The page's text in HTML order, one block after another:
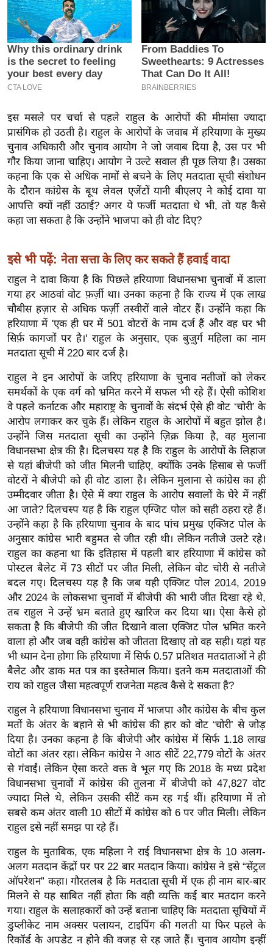
इ
म
ई
-
पे
र
मि
सा
ल
बे
मि
सा
श
ख्सि
य
त
यं
ग
डि
या
सा
हि
त्य
ज
ग
त
ऑ
टो
व
र्ल्ड
न्यू
ज
ब्री
फ
म
नो
रं
ज
न
ज
ग
त
बॉ
ली
वु
ड
ली
वु
ड
फि
ल्म
स
इस मसले पर चर्चा से पहले राहुल के आरोपों की मीमांसा ज्यादा
प्रासंगिक हो उठती है। राहुल के आरोपों के जवाब में हरियाणा के मुख्य
चुनाव अधिकारी और चुनाव आयोग ने जो जवाब दिया है, उस पर भी
गौर किया जाना चाहिए। आयोग ने उल्टे सवाल ही पूछ लिया है। उसका
कहना कि एक से अधिक नामों से बचने के लिए मतदाता सूची संशोधन
के दौरान कांग्रेस के बूथ लेवल एजेंटों यानी बीएलए ने कोई दावा या
आपत्ति क्यों नहीं उठाई? अगर ये फर्जी मतदाता थे भी, तो यह कैसे
कहा जा सकता है कि उन्होंने भाजपा को ही वोट दिए?
इसे भी पढ़ें: नेता सत्ता के लिए कर सकते हैं हवाई वादा
राहुल ने दावा किया है कि पिछले हरियाणा विधानसभा चुनावों में डाला
गया हर आठवां वोट फ़र्ज़ी था। उनका कहना है कि राज्य में एक लाख
चौबीस हज़ार से अधिक फर्ज़ी तस्वीरों वाले वोटर हैं। उन्होंने कहा कि
हरियाणा में 'एक ही घर में 501 वोटरों के नाम दर्ज हैं और वह घर भी
सिर्फ़ कागजों पर है।' राहुल के अनुसार, एक बुज़ुर्ग महिला का नाम
मतदाता सूची में 220 बार दर्ज है।
राहुल ने इन आरोपों के जरिए हरियाणा के चुनाव नतीजों को लेकर
समर्थकों के एक वर्ग को भ्रमित करने में सफल भी रहे हैं। ऐसी कोशिश
वे पहले कर्नाटक और महाराष्ट्र के चुनावों के संदर्भ ऐसे ही वोट ‘चोरी’ के
आरोप लगाकर कर चुके हैं। लेकिन राहुल के आरोपों में बहुत झोल है।
उन्होंने जिस मतदाता सूची का उन्होंने ज़िक्र किया है, वह मुलाना
विधानसभा क्षेत्र की है। दिलचस्प यह है कि राहुल के आरोपों के लिहाज
से यहां बीजेपी को जीत मिलनी चाहिए, क्योंकि उनके हिसाब से फर्जी
वोटरों ने बीजेपी को ही वोट डाला है। लेकिन मुलाना से कांग्रेस का ही
उम्मीदवार जीता है। ऐसे में क्या राहुल के आरोप सवालों के घेरे में नहीं
आ जाते? दिलचस्प यह है कि राहुल एग्जिट पोल को सही ठहरा रहे हैं।
उन्होंने कहा है कि हरियाणा चुनाव के बाद पांच प्रमुख एक्जिट पोल के
अनुसार कांग्रेस भारी बहुमत से जीत रही थी। लेकिन नतीजे उलटे रहे।
राहुल का कहना था कि इतिहास में पहली बार हरियाणा में कांग्रेस को
पोस्टल बैलेट में 73 सीटों पर जीत मिली, लेकिन वोट चोरी से नतीजे
बदल गए। दिलचस्प यह है कि जब यही एक्जिट पोल 2014, 2019
और 2024 के लोकसभा चुनावों में बीजेपी की भारी जीत दिखा रहे थे,
तब राहुल ने उन्हें भ्रम बताते हुए खारिज कर दिया था। ऐसा कैसे हो
सकता है कि बीजेपी की जीत दिखाने वाला एक्जिट पोल भ्रमित करने
वाला हो और जब वही कांग्रेस को जीतता दिखाए तो वह सही। यहां यह
भी ध्यान देना होगा कि हरियाणा में सिर्फ 0.57 प्रतिशत मतदाताओं ने ही
बैलेट और डाक मत पत्र का इस्तेमाल किया। इतने कम मतदाताओं की
राय को राहुल जैसा महत्वपूर्ण राजनेता महत्व कैसे दे सकता है?
राहुल ने हरियाणा विधानसभा चुनाव में भाजपा और कांग्रेस के बीच कुल
मतों के अंतर के बहाने से भी कांग्रेस की हार को वोट ‘चोरी’ से जोड़
दिया है। उनका कहना है कि बीजेपी और कांग्रेस में सिर्फ 1.18 लाख
वोटों का अंतर रहा। लेकिन कांग्रेस ने आठ सीटें 22,779 वोटों के अंतर
से गंवाईं। लेकिन ऐसा करते वक्त वे भूल गए कि 2018 के मध्य प्रदेश
विधानसभा चुनावों में कांग्रेस की तुलना में बीजेपी को 47,827 वोट
ज्यादा मिले थे, लेकिन उसकी सीटें कम रह गई थीं। हरियाणा में तो
सबसे कम अंतर वाली 10 सीटों में कांग्रेस को 6 पर जीत मिली। लेकिन
राहुल इसे नहीं समझ पा रहे हैं।
राहुल के मुताबिक, एक महिला ने राई विधानसभा क्षेत्र के 10 अलग-
अलग मतदान केंद्रों पर पर 22 बार मतदान किया। कांग्रेस ने इसे “सेंट्रल
ऑपरेशन” कहा। गौरतलब है कि मतदाता सूची में एक ही नाम बार-बार
मिलने से यह साबित नहीं होता कि वही व्यक्ति कई बार मतदान करने
गया। राहुल के सलाहकारों को उन्हें बताना चाहिए कि मतदाता सूचियों में
डुप्लीकेट नाम अक्सर पलायन, टाइपिंग की गलती या फिर पहले के
रिकॉर्ड के अपडेट न होने की वजह से रह जाते हैं। चुनाव आयोग इन्हीं